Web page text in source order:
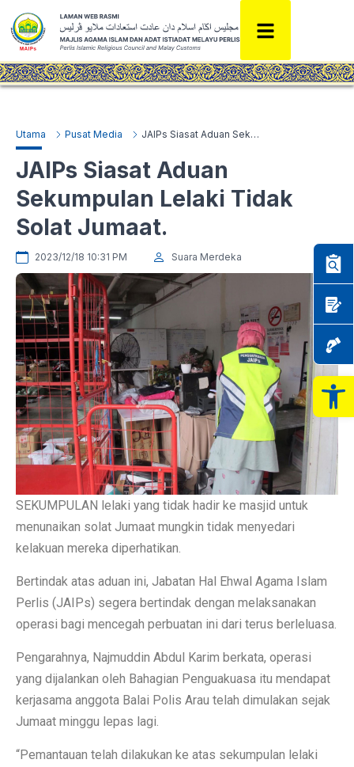
Utama Pusat Media JAIPs Siasat Aduan Sekumpulan Lelaki Tidak Solat Jumaat.
JAIPs Siasat Aduan
Sekumpulan Lelaki Tidak
Solat Jumaat.
2023/12/18 10:31 PM Suara Merdeka
SEKUMPULAN lelaki yang tidak hadir ke masjid untuk
menunaikan solat Jumaat mungkin tidak menyedari
kelakuan mereka diperhatikan.
Bertindak atas aduan ini, Jabatan Hal Ehwal Agama Islam
Perlis (JAIPs) segera bertindak dengan melaksanakan
operasi bagi mencegah perbuatan ini dari terus berleluasa.
Pengarahnya, Najmuddin Abdul Karim berkata, operasi
yang dijalankan oleh Bahagian Penguakuasa itu mendapat
kerjasama anggota Balai Polis Arau telah dimulakan sejak
Jumaat minggu lepas lagi.
“Pemantauan telah dilakukan ke atas sekumpulan lelaki